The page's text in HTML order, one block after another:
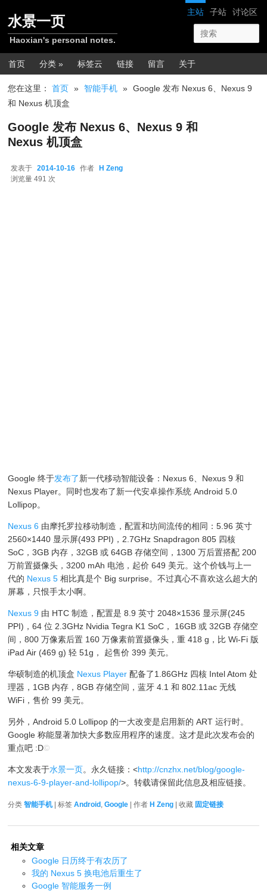
网站导航
主站 子站 讨论区
水景一页
Haoxian's personal notes.
主菜单
首页 分类 » 标签云 链接 留言 关于
您在这里：首页 » 智能手机 » Google 发布 Nexus 6、Nexus 9
和 Nexus 机顶盒
Google 发布 Nexus 6、Nexus 9 和
Nexus 机顶盒
发表于 2014-10-16 作者 H Zeng
浏览量 491 次
Google 终于发布了新一代移动智能设备：Nexus 6、Nexus 9 和
Nexus Player。同时也发布了新一代安卓操作系统 Android 5.0
Lollipop。
Nexus 6 由摩托罗拉移动制造，配置和坊间流传的相同：5.96 英寸
2560×1440 显示屏(493 PPI)，2.7GHz Snapdragon 805 四核
SoC，3GB 内存，32GB 或 64GB 存储空间，1300 万后置搭配 200
万前置摄像头，3200 mAh 电池，起价 649 美元。这个价钱与上一
代的 Nexus 5 相比真是个 Big surprise。不过真心不喜欢这么超大的
屏幕，只恨手太小啊。
Nexus 9 由 HTC 制造，配置是 8.9 英寸 2048×1536 显示屏(245
PPI)，64 位 2.3GHz Nvidia Tegra K1 SoC， 16GB 或 32GB 存储空
间，800 万像素后置 160 万像素前置摄像头，重 418 g，比 Wi-Fi 版
iPad Air (469 g) 轻 51g， 起售价 399 美元。
华硕制造的机顶盒 Nexus Player 配备了1.86GHz 四核 Intel Atom 处
理器，1GB 内存，8GB 存储空间，蓝牙 4.1 和 802.11ac 无线
WiFi，售价 99 美元。
另外，Android 5.0 Lollipop 的一大改变是启用新的 ART 运行时。
Google 称能显著加快大多数应用程序的速度。这才是此次发布会的
重点吧 :D©
本文发表于水景一页。永久链接：<http://cnzhx.net/blog/google-
nexus-6-9-player-and-lollipop/>。转载请保留此信息及相应链接。
分类智能手机| 标签Android ,Google | 作者 H Zeng | 收藏 固定链接
相关文章
Google 日历终于有农历了
我的 Nexus 5 换电池后重生了
Google 智能服务一例